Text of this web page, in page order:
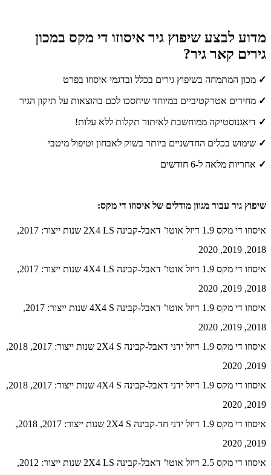
מדוע לבצע שיפוץ גיר איסוזו די מקס במכון
גירים קאר גיר?
✓ מכון המתמחה בשיפוץ גירים בכלל ובדגמי איסוזו בפרט
✓ מחירים אטרקטיביים במיוחד שיחסכו לכם בהוצאות על תיקון הגיר
✓ דיאגנוסטיקה ממוחשבת לאיתור תקלות ללא עלות!
✓ שימוש בכלים החדשניים ביותר בשוק לאבחון וטיפול מיטבי
✓ אחריות מלאה ל-6 חודשים
שיפוץ גיר עבור מגוון מודלים של איסוזו די מקס:
איסוזו די מקס 1.9 דיזל אוטו’ דאבל-קבינה 2X4 LS שנות ייצור: 2017,
2018, 2019, 2020
איסוזו די מקס 1.9 דיזל אוטו’ דאבל-קבינה 4X4 LS שנות ייצור: 2017,
2018, 2019, 2020
איסוזו די מקס 1.9 דיזל אוטו’ דאבל-קבינה 4X4 S שנות ייצור: 2017,
2018, 2019, 2020
איסוזו די מקס 1.9 דיזל ידני דאבל-קבינה 2X4 S שנות ייצור: 2017, 2018,
2019, 2020
איסוזו די מקס 1.9 דיזל ידני דאבל-קבינה 4X4 S שנות ייצור: 2017, 2018,
2019, 2020
איסוזו די מקס 1.9 דיזל ידני חד-קבינה 2X4 S שנות ייצור: 2017, 2018,
2019, 2020
איסוזו די מקס 2.5 דיזל אוטו’ דאבל-קבינה 2X4 LS שנות ייצור: 2012,